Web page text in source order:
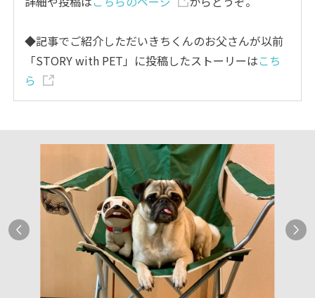
◆記事でご紹介しただいきちくんのお父さんが以前
「STORY with PET」に投稿したストーリーはこち
ら